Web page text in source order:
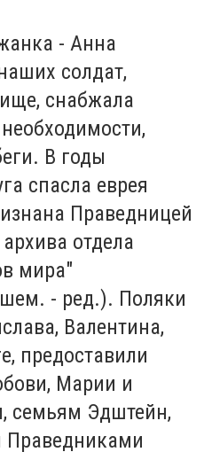
- Анна
солдат,
снабжала
В годы
спасла еврея
Праведницей
отдела
мира"
- ред.). Поляки
Валентина,
предоставили
Марии и
семьям Эдштейн,